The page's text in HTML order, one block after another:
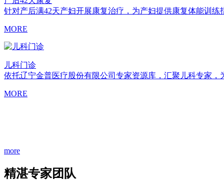
针对产后满42天产妇开展康复治疗，为产妇提供康复体能训
MORE
儿科门诊
依托辽宁金普医疗股份有限公司专家资源库，汇聚儿科专家
MORE
more
精湛专家团队